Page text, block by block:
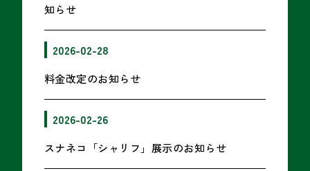
知らせ
2026-02-28
料金改定のお知らせ
2026-02-26
スナネコ「シャリフ」展示のお知らせ